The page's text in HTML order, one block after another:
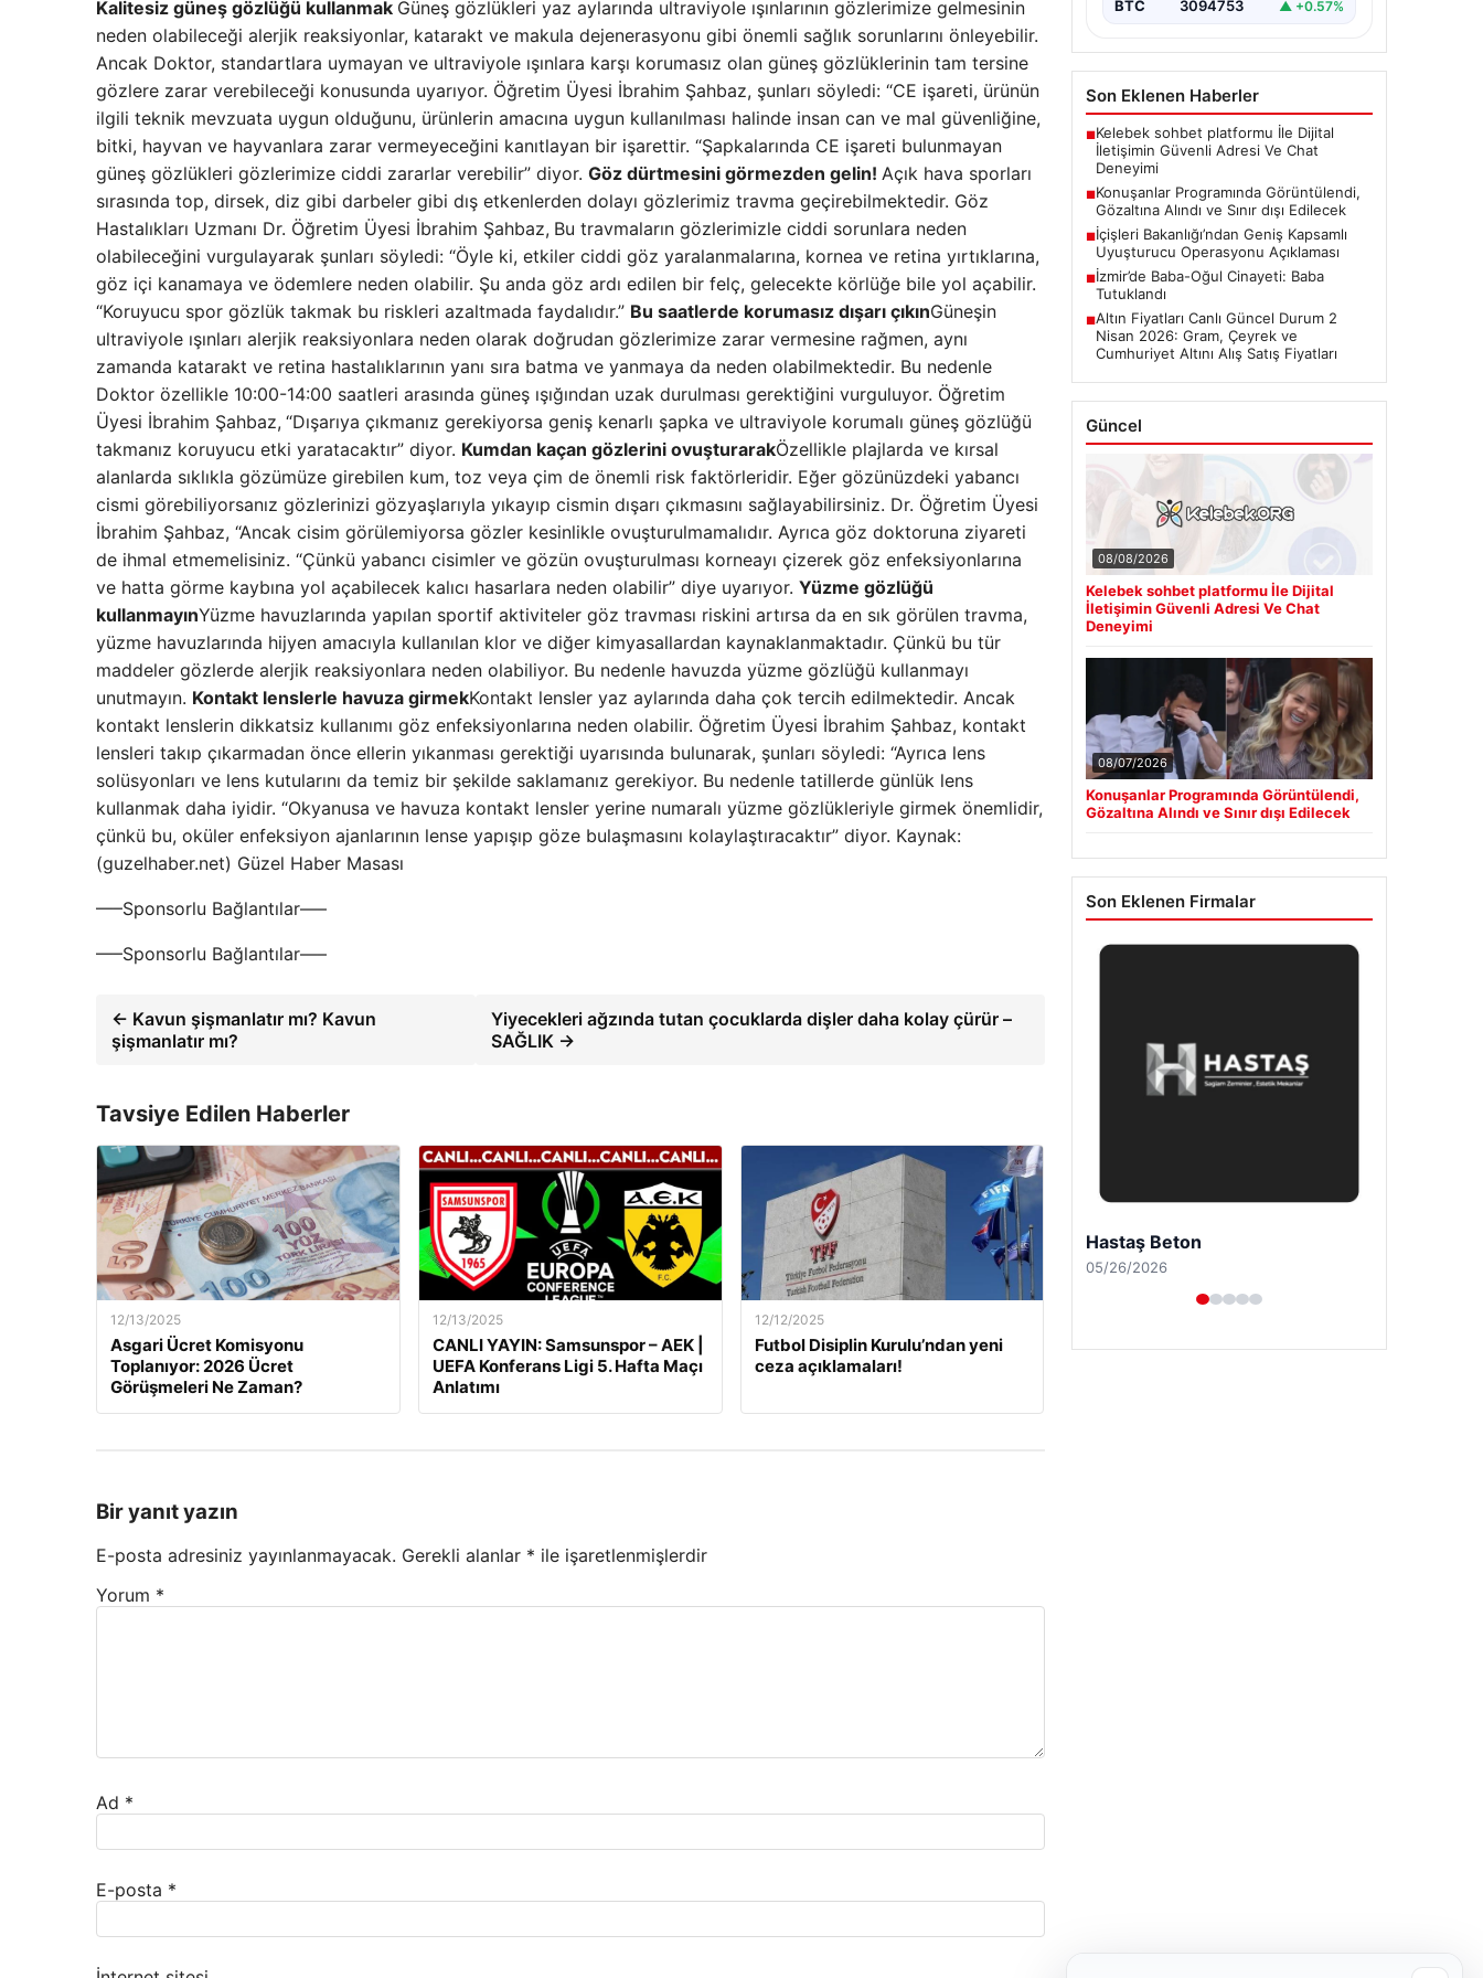
Kalitesiz güneş gözlüğü kullanmak Güneş gözlükleri yaz aylarında ultraviyole ışınlarının gözlerimize gelmesinin
neden olabileceği alerjik reaksiyonlar, katarakt ve makula dejenerasyonu gibi önemli sağlık sorunlarını önleyebilir.
Ancak Doktor, standartlara uymayan ve ultraviyole ışınlara karşı korumasız olan güneş gözlüklerinin tam tersine
gözlere zarar verebileceği konusunda uyarıyor. Öğretim Üyesi İbrahim Şahbaz, şunları söyledi: “CE işareti, ürünün
ilgili teknik mevzuata uygun olduğunu, ürünlerin amacına uygun kullanılması halinde insan can ve mal güvenliğine,
bitki, hayvan ve hayvanlara zarar vermeyeceğini kanıtlayan bir işarettir. “Şapkalarında CE işareti bulunmayan
güneş gözlükleri gözlerimize ciddi zararlar verebilir” diyor. Göz dürtmesini görmezden gelin! Açık hava sporları
sırasında top, dirsek, diz gibi darbeler gibi dış etkenlerden dolayı gözlerimiz travma geçirebilmektedir. Göz
Hastalıkları Uzmanı Dr. Öğretim Üyesi İbrahim Şahbaz, Bu travmaların gözlerimizle ciddi sorunlara neden
olabileceğini vurgulayarak şunları söyledi: “Öyle ki, etkiler ciddi göz yaralanmalarına, kornea ve retina yırtıklarına,
göz içi kanamaya ve ödemlere neden olabilir. Şu anda göz ardı edilen bir felç, gelecekte körlüğe bile yol açabilir.
“Koruyucu spor gözlük takmak bu riskleri azaltmada faydalıdır.” Bu saatlerde korumasız dışarı çıkınGüneşin
ultraviyole ışınları alerjik reaksiyonlara neden olarak doğrudan gözlerimize zarar vermesine rağmen, aynı
zamanda katarakt ve retina hastalıklarının yanı sıra batma ve yanmaya da neden olabilmektedir. Bu nedenle
Doktor özellikle 10:00-14:00 saatleri arasında güneş ışığından uzak durulması gerektiğini vurguluyor. Öğretim
Üyesi İbrahim Şahbaz, “Dışarıya çıkmanız gerekiyorsa geniş kenarlı şapka ve ultraviyole korumalı güneş gözlüğü
takmanız koruyucu etki yaratacaktır” diyor. Kumdan kaçan gözlerini ovuşturarakÖzellikle plajlarda ve kırsal
alanlarda sıklıkla gözümüze girebilen kum, toz veya çim de önemli risk faktörleridir. Eğer gözünüzdeki yabancı
cismi görebiliyorsanız gözlerinizi gözyaşlarıyla yıkayıp cismin dışarı çıkmasını sağlayabilirsiniz. Dr. Öğretim Üyesi
İbrahim Şahbaz, “Ancak cisim görülemiyorsa gözler kesinlikle ovuşturulmamalıdır. Ayrıca göz doktoruna ziyareti
de ihmal etmemelisiniz. “Çünkü yabancı cisimler ve gözün ovuşturulması korneayı çizerek göz enfeksiyonlarına
ve hatta görme kaybına yol açabilecek kalıcı hasarlara neden olabilir” diye uyarıyor. Yüzme gözlüğü
kullanmayınYüzme havuzlarında yapılan sportif aktiviteler göz travması riskini artırsa da en sık görülen travma,
yüzme havuzlarında hijyen amacıyla kullanılan klor ve diğer kimyasallardan kaynaklanmaktadır. Çünkü bu tür
maddeler gözlerde alerjik reaksiyonlara neden olabiliyor. Bu nedenle havuzda yüzme gözlüğü kullanmayı
unutmayın. Kontakt lenslerle havuza girmekKontakt lensler yaz aylarında daha çok tercih edilmektedir. Ancak
kontakt lenslerin dikkatsiz kullanımı göz enfeksiyonlarına neden olabilir. Öğretim Üyesi İbrahim Şahbaz, kontakt
lensleri takıp çıkarmadan önce ellerin yıkanması gerektiği uyarısında bulunarak, şunları söyledi: “Ayrıca lens
solüsyonları ve lens kutularını da temiz bir şekilde saklamanız gerekiyor. Bu nedenle tatillerde günlük lens
kullanmak daha iyidir. “Okyanusa ve havuza kontakt lensler yerine numaralı yüzme gözlükleriyle girmek önemlidir,
çünkü bu, oküler enfeksiyon ajanlarının lense yapışıp göze bulaşmasını kolaylaştıracaktır” diyor. Kaynak:
(guzelhaber.net) Güzel Haber Masası
—–Sponsorlu Bağlantılar—–
—–Sponsorlu Bağlantılar—–
← Kavun şişmanlatır mı? Kavun
şişmanlatır mı?
Yiyecekleri ağzında tutan çocuklarda dişler daha kolay çürür –
SAĞLIK →
Tavsiye Edilen Haberler
12/13/2025
Asgari Ücret Komisyonu
Toplanıyor: 2026 Ücret
Görüşmeleri Ne Zaman?
12/13/2025
CANLI YAYIN: Samsunspor – AEK |
UEFA Konferans Ligi 5. Hafta Maçı
Anlatımı
12/12/2025
Futbol Disiplin Kurulu’ndan yeni
ceza açıklamaları!
Bir yanıt yazın
E-posta adresiniz yayınlanmayacak. Gerekli alanlar * ile işaretlenmişlerdir
Yorum *
Ad *
E-posta *
BTC 3094753 ▲ +0.57%
Son Eklenen Haberler
■Kelebek sohbet platformu İle Dijital
İletişimin Güvenli Adresi Ve Chat
Deneyimi
■Konuşanlar Programında Görüntülendi,
Gözaltına Alındı ve Sınır dışı Edilecek
■İçişleri Bakanlığı’ndan Geniş Kapsamlı
Uyuşturucu Operasyonu Açıklaması
■İzmir’de Baba-Oğul Cinayeti: Baba
Tutuklandı
■Altın Fiyatları Canlı Güncel Durum 2
Nisan 2026: Gram, Çeyrek ve
Cumhuriyet Altını Alış Satış Fiyatları
Güncel
08/08/2026
Kelebek sohbet platformu İle Dijital
İletişimin Güvenli Adresi Ve Chat
Deneyimi
08/07/2026
Konuşanlar Programında Görüntülendi,
Gözaltına Alındı ve Sınır dışı Edilecek
Son Eklenen Firmalar
Enes Kaplan Avukatlık Bürosu
04/28/2026